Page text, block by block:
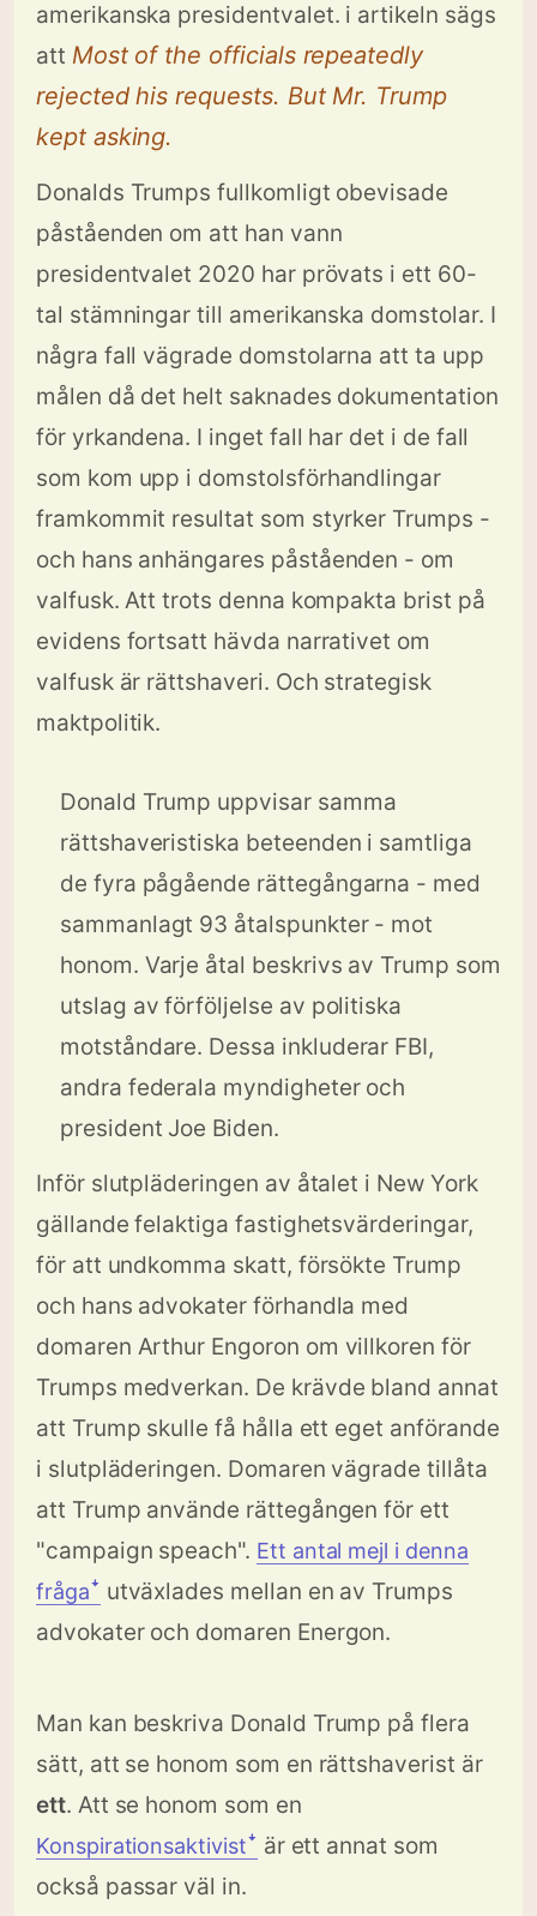
amerikanska presidentvalet. i artikeln sägs
att Most of the officials repeatedly
rejected his requests. But Mr. Trump
kept asking.
Donalds Trumps fullkomligt obevisade
påståenden om att han vann
presidentvalet 2020 har prövats i ett 60-
tal stämningar till amerikanska domstolar. I
några fall vägrade domstolarna att ta upp
målen då det helt saknades dokumentation
för yrkandena. I inget fall har det i de fall
som kom upp i domstolsförhandlingar
framkommit resultat som styrker Trumps -
och hans anhängares påståenden - om
valfusk. Att trots denna kompakta brist på
evidens fortsatt hävda narrativet om
valfusk är rättshaveri. Och strategisk
maktpolitik.
Donald Trump uppvisar samma
rättshaveristiska beteenden i samtliga
de fyra pågående rättegångarna - med
sammanlagt 93 åtalspunkter - mot
honom. Varje åtal beskrivs av Trump som
utslag av förföljelse av politiska
motståndare. Dessa inkluderar FBI,
andra federala myndigheter och
president Joe Biden.
Inför slutpläderingen av åtalet i New York
gällande felaktiga fastighetsvärderingar,
för att undkomma skatt, försökte Trump
och hans advokater förhandla med
domaren Arthur Engoron om villkoren för
Trumps medverkan. De krävde bland annat
att Trump skulle få hålla ett eget anförande
i slutpläderingen. Domaren vägrade tillåta
att Trump använde rättegången för ett
"campaign speach". Ett antal mejl i denna
frågaꜜ utväxlades mellan en av Trumps
advokater och domaren Energon.
Man kan beskriva Donald Trump på flera
sätt, att se honom som en rättshaverist är
ett. Att se honom som en
Konspirationsaktivistꜜ är ett annat som
också passar väl in.